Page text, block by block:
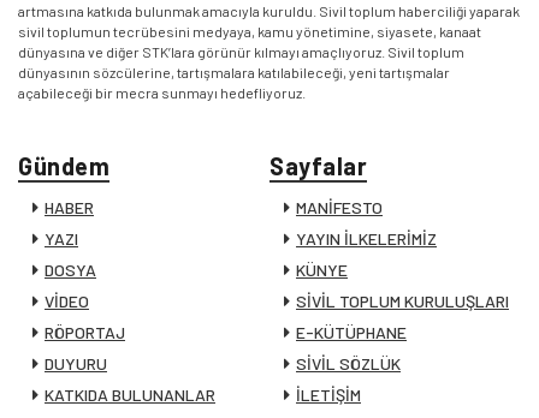
artmasına katkıda bulunmak amacıyla kuruldu. Sivil toplum haberciliği yaparak
sivil toplumun tecrübesini medyaya, kamu yönetimine, siyasete, kanaat
dünyasına ve diğer STK’lara görünür kılmayı amaçlıyoruz. Sivil toplum
dünyasının sözcülerine, tartışmalara katılabileceği, yeni tartışmalar
açabileceği bir mecra sunmayı hedefliyoruz.
Gündem
HABER
YAZI
DOSYA
VİDEO
RÖPORTAJ
DUYURU
KATKIDA BULUNANLAR
Sayfalar
MANİFESTO
YAYIN İLKELERİMİZ
KÜNYE
SİVİL TOPLUM KURULUŞLARI
E-KÜTÜPHANE
SİVİL SÖZLÜK
İLETİŞİM